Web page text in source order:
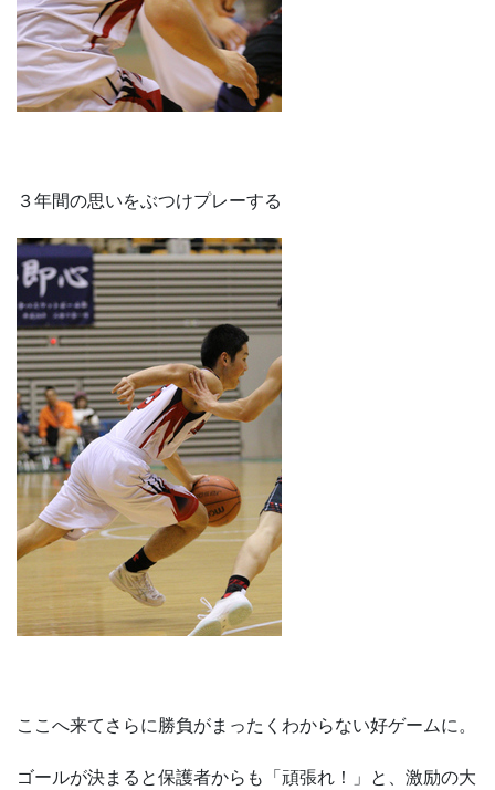
３年間の思いをぶつけプレーする
ここへ来てさらに勝負がまったくわからない好ゲームに。
ゴールが決まると保護者からも「頑張れ！」と、激励の大